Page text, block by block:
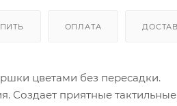
ОПЛАТА
цветами без пересадки.
Создает приятные